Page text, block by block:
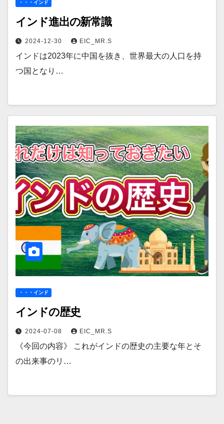
・・・インド
インド進出の新常識
2024-12-30 EIC_MR.S
インドは2023年に中国を抜き、世界最大の人口を持
つ国となり…
・・・インド
インドの歴史
2024-07-08 EIC_MR.S
《今回の内容》 これがインドの歴史の主要な年とそ
の出来事のリ…